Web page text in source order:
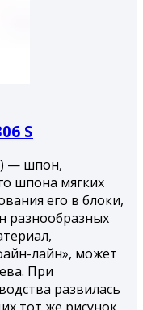
S
— шпон,
шпона мягких
его в блоки,
разнообразных
лайн», может
При
развилась